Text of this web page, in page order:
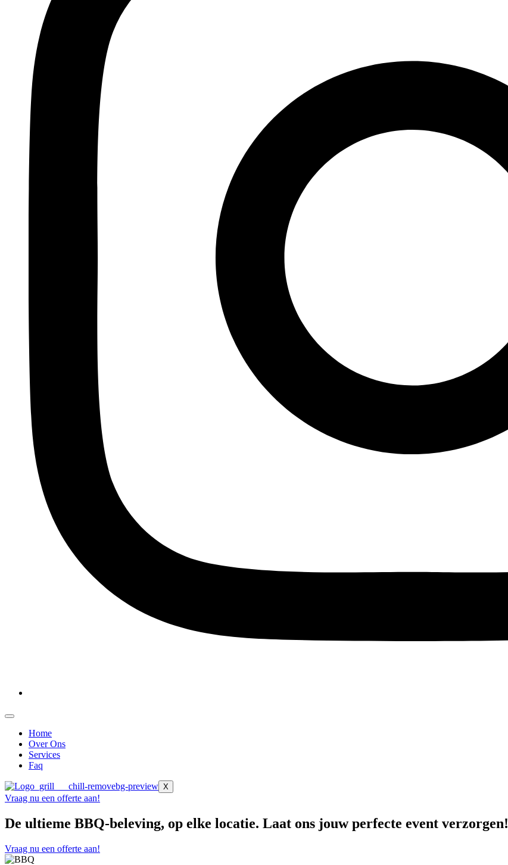
Home
Over Ons
Services
Faq
X
Vraag nu een offerte aan!
De ultieme BBQ-beleving, op elke locatie. Laat ons jouw perfecte event verzorgen!
Vraag nu een offerte aan!